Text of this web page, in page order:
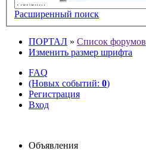
Расширенный поиск
ПОРТАЛ » Список форумов
Изменить размер шрифта
FAQ
(Новых событий: 0)
Регистрация
Вход
Объявления